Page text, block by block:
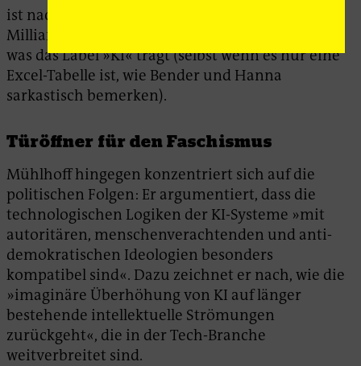
ist nachvollziehbar angesichts der
Milliardensummen, die derzeit in alles fließen,
was das Label »KI« trägt (selbst wenn es nur eine
Excel-Tabelle ist, wie Bender und Hanna
sarkastisch bemerken).
Türöffner für den Faschismus
Mühlhoff hingegen konzentriert sich auf die
politischen Folgen: Er argumentiert, dass die
technologischen Logiken der KI-Systeme »mit
autoritären, menschenverachtenden und anti-
demokratischen Ideologien besonders
kompatibel sind«. Dazu zeichnet er nach, wie die
»imaginäre Überhöhung von KI auf länger
bestehende intellektuelle Strömungen
zurückgeht«, die in der Tech-Branche
weitverbreitet sind.